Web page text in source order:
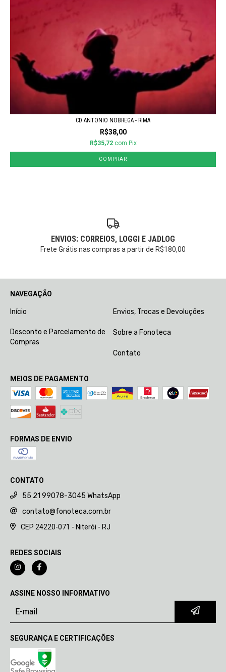
CD ANTONIO NÓBREGA - RIMA
R$38,00
R$35,72 com Pix
ENVIOS: CORREIOS, LOGGI E JADLOG
Frete Grátis nas compras a partir de R$180,00
NAVEGAÇÃO
Início Envios, Trocas e Devoluções
Desconto e Parcelamento de
Compras
Sobre a Fonoteca
Contato
MEIOS DE PAGAMENTO
FORMAS DE ENVIO
CONTATO
55 21 99078-3045 WhatsApp
contato@fonoteca.com.br
CEP 24220-071 - Niterói - RJ
REDES SOCIAIS
ASSINE NOSSO INFORMATIVO
SEGURANÇA E CERTIFICAÇÕES